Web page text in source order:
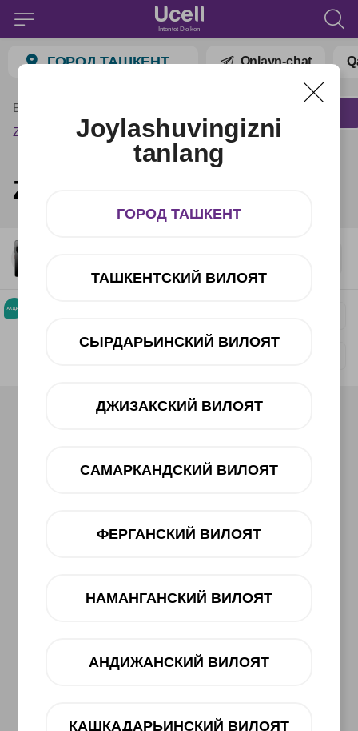
Intentet Do'kon
ГОРОД ТАШКЕНТ Onlayn-chat
Bosh menyu
ZTE
ZTE
1 555 556 UZS
Joylashuvingizni
tanlang
ГОРОД ТАШКЕНТ
ТАШКЕНТСКИЙ ВИЛОЯТ
СЫРДАРЬИНСКИЙ ВИЛОЯТ
ДЖИЗАКСКИЙ ВИЛОЯТ
САМАРКАНДСКИЙ ВИЛОЯТ
ФЕРГАНСКИЙ ВИЛОЯТ
НАМАНГАНСКИЙ ВИЛОЯТ
АНДИЖАНСКИЙ ВИЛОЯТ
КАШКАДАРЬИНСКИЙ ВИЛОЯТ